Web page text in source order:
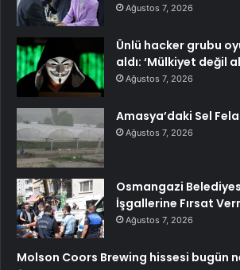
Ağustos 7, 2026
Ünlü hacker grubu
aldı: ‘Mülkiyet değil
Ağustos 7, 2026
Amasya’daki Sel
Ağustos 7, 2026
Osmangazi
İşgallerine Fırsat
Ağustos 7, 2026
Molson Coors Brewing hissesi bugün